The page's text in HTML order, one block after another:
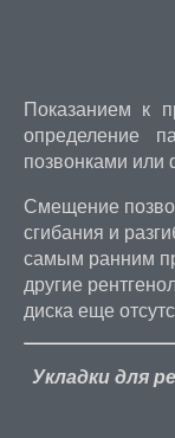
Показанием к
определение
позвонками или
Смещение
сгибания и
самым ранним
другие
диска еще
Укладки для